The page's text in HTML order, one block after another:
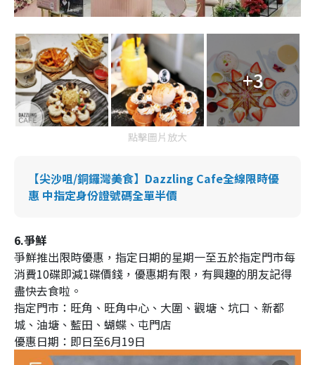
+3
點擊圖片放大
【尖沙咀/銅鑼灣美食】Dazzling Cafe全線限時優
惠 中指定身份證號碼全單半價
6.爭鮮
爭鮮推出限時優惠，指定日期的星期一至五於指定門市每
消費10碟即減1碟價錢，優惠期有限，有興趣的朋友記得
盡快去食啦。
指定門市：旺角、旺角中心、大圍、觀塘、坑口、新都
城、油塘、藍田、蝴蝶、屯門店
優惠日期：即日至6月19日